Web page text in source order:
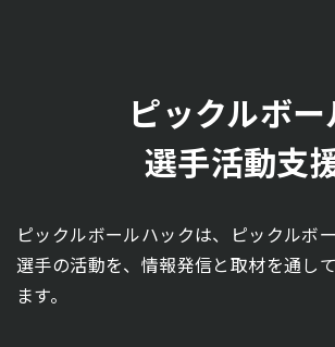
ピックルボー
選手活動支
ピックルボールハックは、ピックルボ
選手の活動を、情報発信と取材を通し
ます。